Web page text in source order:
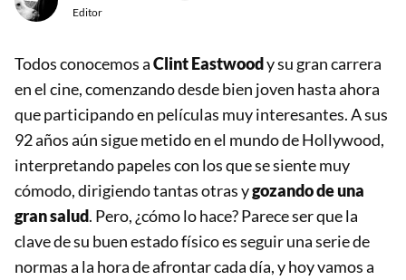
Editor
Todos conocemos aClint Eastwoody su gran carrera
en el cine, comenzando desde bien joven hasta ahora
que participando en películas muy interesantes. A sus
92 años aún sigue metido en el mundo de Hollywood,
interpretando papeles con los que se siente muy
cómodo, dirigiendo tantas otras ygozando de una
gran salud. Pero, ¿cómo lo hace? Parece ser que la
clave de su buen estado físico es seguir una serie de
normas a la hora de afrontar cada día, y hoy vamos a